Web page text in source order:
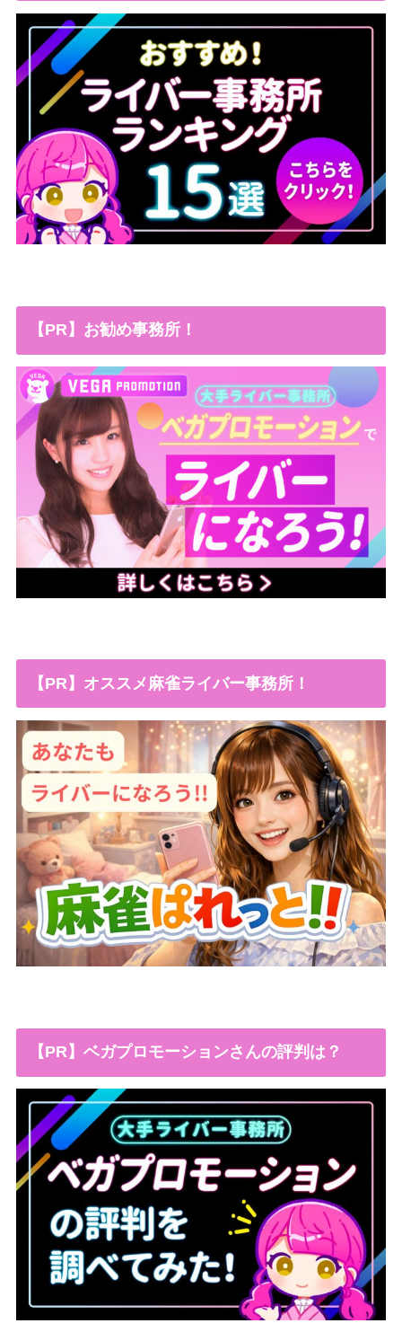
【PR】お勧め事務所！
【PR】オススメ麻雀ライバー事務所！
【PR】ベガプロモーションさんの評判は？